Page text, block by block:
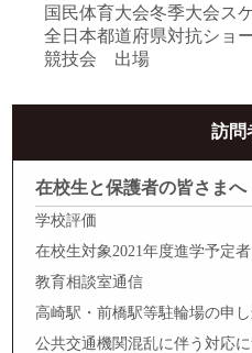
国民体育大会冬季大会ス
全日本都道府県対抗ショ
競技会 出場
訪問
在校生と保護者の皆さまへ
学校評価
在校生対象2021年度進学予定者
教育相談室通信
高崎駅・前橋駅等駐輪場の申
公共交通機関混乱に伴う対応